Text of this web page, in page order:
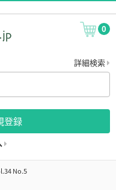
0
詳細検索
登録
No.5